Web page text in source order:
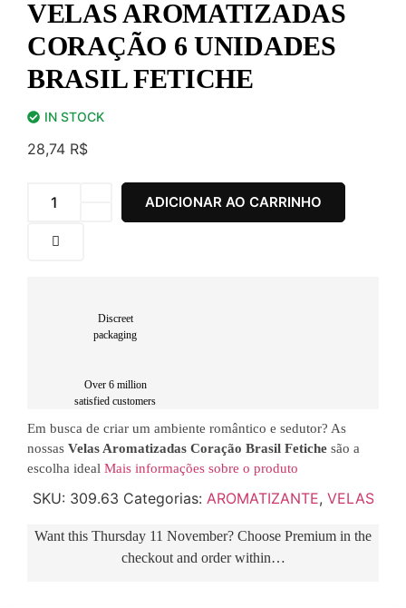
VELAS AROMATIZADAS
CORAÇÃO 6 UNIDADES
BRASIL FETICHE
IN STOCK
28,74 R$
Aromatizadas
Unidades
ADICIONAR AO CARRINHO
Discreet
packaging
Over 6 million
satisfied customers
Em busca de criar um ambiente romântico e sedutor? As
nossas Velas Aromatizadas Coração Brasil Fetiche são a
escolha ideal Mais informações sobre o produto
SKU: 309.63 Categorias: AROMATIZANTE, VELAS
Want this Thursday 11 November? Choose Premium in the
checkout and order within…